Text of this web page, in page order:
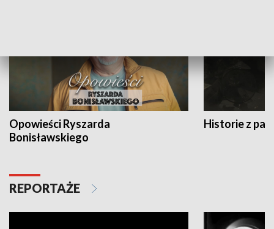
Opowieści Ryszarda
Bonisławskiego
Historie z
REPORTAŻE